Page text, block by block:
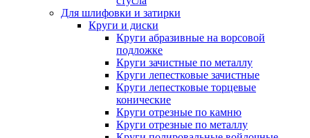
Для шлифовки и затирки
Круги и диски
Круги абразивные на ворсовой
подложке
Круги зачистные по металлу
Круги лепестковые зачистные
Круги лепестковые торцевые
конические
Круги отрезные по камню
Круги отрезные по металлу